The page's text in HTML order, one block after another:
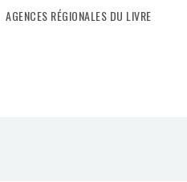
AGENCES RÉGIONALES DU LIVRE